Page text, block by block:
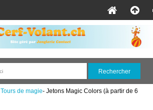
Tours de magie- Jetons Magic Colors (à partir de 6